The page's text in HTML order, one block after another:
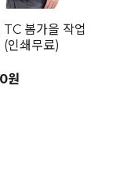
봄가을 작업
(인쇄무료)
원